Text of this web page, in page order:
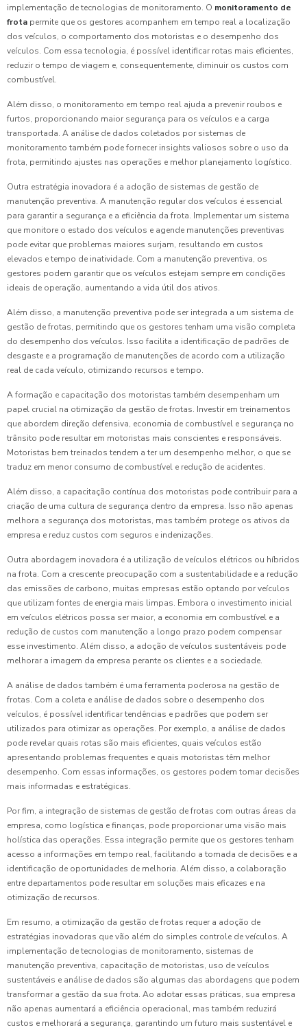
implementação de tecnologias de monitoramento. O monitoramento de
frota permite que os gestores acompanhem em tempo real a localização
dos veículos, o comportamento dos motoristas e o desempenho dos
veículos. Com essa tecnologia, é possível identificar rotas mais eficientes,
reduzir o tempo de viagem e, consequentemente, diminuir os custos com
combustível.
Além disso, o monitoramento em tempo real ajuda a prevenir roubos e
furtos, proporcionando maior segurança para os veículos e a carga
transportada. A análise de dados coletados por sistemas de
monitoramento também pode fornecer insights valiosos sobre o uso da
frota, permitindo ajustes nas operações e melhor planejamento logístico.
Outra estratégia inovadora é a adoção de sistemas de gestão de
manutenção preventiva. A manutenção regular dos veículos é essencial
para garantir a segurança e a eficiência da frota. Implementar um sistema
que monitore o estado dos veículos e agende manutenções preventivas
pode evitar que problemas maiores surjam, resultando em custos
elevados e tempo de inatividade. Com a manutenção preventiva, os
gestores podem garantir que os veículos estejam sempre em condições
ideais de operação, aumentando a vida útil dos ativos.
Além disso, a manutenção preventiva pode ser integrada a um sistema de
gestão de frotas, permitindo que os gestores tenham uma visão completa
do desempenho dos veículos. Isso facilita a identificação de padrões de
desgaste e a programação de manutenções de acordo com a utilização
real de cada veículo, otimizando recursos e tempo.
A formação e capacitação dos motoristas também desempenham um
papel crucial na otimização da gestão de frotas. Investir em treinamentos
que abordem direção defensiva, economia de combustível e segurança no
trânsito pode resultar em motoristas mais conscientes e responsáveis.
Motoristas bem treinados tendem a ter um desempenho melhor, o que se
traduz em menor consumo de combustível e redução de acidentes.
Além disso, a capacitação contínua dos motoristas pode contribuir para a
criação de uma cultura de segurança dentro da empresa. Isso não apenas
melhora a segurança dos motoristas, mas também protege os ativos da
empresa e reduz custos com seguros e indenizações.
Outra abordagem inovadora é a utilização de veículos elétricos ou híbridos
na frota. Com a crescente preocupação com a sustentabilidade e a redução
das emissões de carbono, muitas empresas estão optando por veículos
que utilizam fontes de energia mais limpas. Embora o investimento inicial
em veículos elétricos possa ser maior, a economia em combustível e a
redução de custos com manutenção a longo prazo podem compensar
esse investimento. Além disso, a adoção de veículos sustentáveis pode
melhorar a imagem da empresa perante os clientes e a sociedade.
A análise de dados também é uma ferramenta poderosa na gestão de
frotas. Com a coleta e análise de dados sobre o desempenho dos
veículos, é possível identificar tendências e padrões que podem ser
utilizados para otimizar as operações. Por exemplo, a análise de dados
pode revelar quais rotas são mais eficientes, quais veículos estão
apresentando problemas frequentes e quais motoristas têm melhor
desempenho. Com essas informações, os gestores podem tomar decisões
mais informadas e estratégicas.
Por fim, a integração de sistemas de gestão de frotas com outras áreas da
empresa, como logística e finanças, pode proporcionar uma visão mais
holística das operações. Essa integração permite que os gestores tenham
acesso a informações em tempo real, facilitando a tomada de decisões e a
identificação de oportunidades de melhoria. Além disso, a colaboração
entre departamentos pode resultar em soluções mais eficazes e na
otimização de recursos.
Em resumo, a otimização da gestão de frotas requer a adoção de
estratégias inovadoras que vão além do simples controle de veículos. A
implementação de tecnologias de monitoramento, sistemas de
manutenção preventiva, capacitação de motoristas, uso de veículos
sustentáveis e análise de dados são algumas das abordagens que podem
transformar a gestão da sua frota. Ao adotar essas práticas, sua empresa
não apenas aumentará a eficiência operacional, mas também reduzirá
custos e melhorará a segurança, garantindo um futuro mais sustentável e